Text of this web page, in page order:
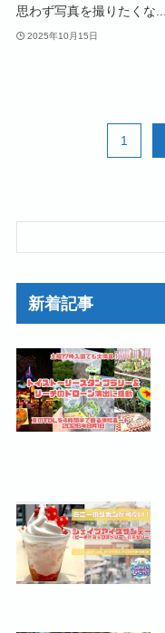
思わず写真を撮りたくな...
2025年10月15日
1
新着記事